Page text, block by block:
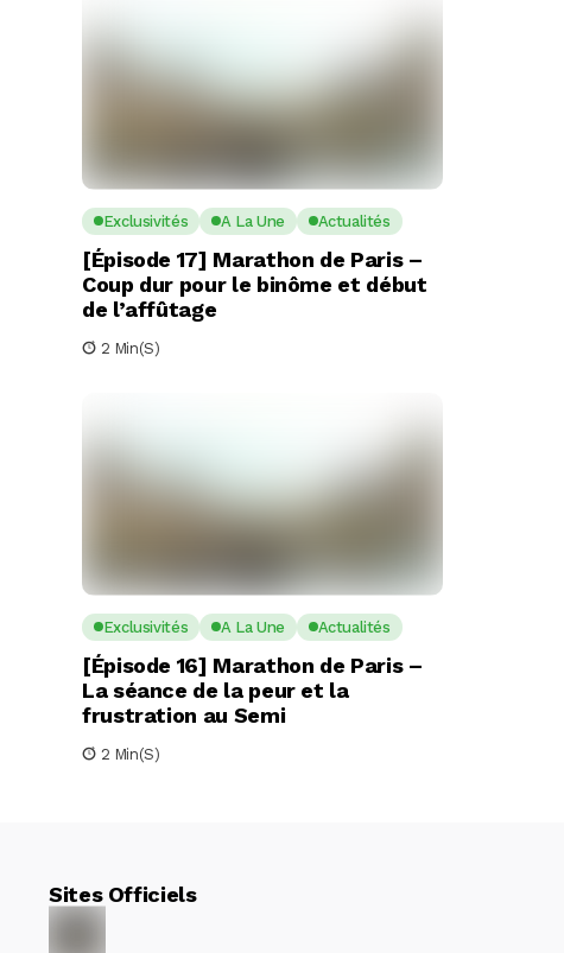
Exclusivités A La Une Actualités
[Épisode 17] Marathon de Paris –
Coup dur pour le binôme et début
de l’affûtage
2 Min(s)
Exclusivités A La Une Actualités
[Épisode 16] Marathon de Paris –
La séance de la peur et la
frustration au Semi
2 Min(s)
Sites Officiels